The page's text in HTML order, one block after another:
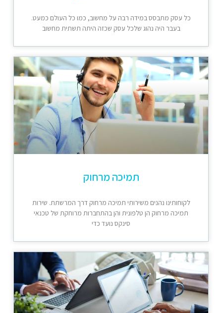
כל עסק מתבסס במידה רבה על מחשוב, כמו כל העולם כמעט.
בעבר היה נהוג שלכל עסק שכזה היתה תשתית מחשוב
תמיכה מרחוק
לקוחותינו נהנים משירותי תמיכה מרחוק דרך המרשתת. שירות
תמיכה מרחוק הן טלפונית והן בהתחברות מרוחקת של טכנאי
סינקס נועד כדי